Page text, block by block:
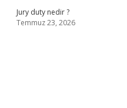
Jury duty nedir ?
Temmuz 23, 2026